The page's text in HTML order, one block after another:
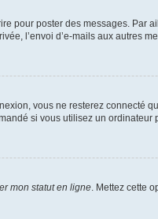
pour poster des messages. Par
l’envoi d’e-mails aux autres
vous ne resterez connecté
si vous utilisez un
mon statut en ligne . Mettez cette